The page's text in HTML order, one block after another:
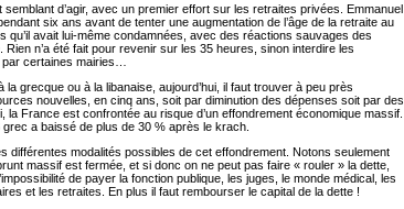
d’agir, avec un premier effort sur les retraites privées. Emmanuel
six ans avant de tenter une augmentation de l’âge de la retraite au
qu’il avait lui-même condamnées, avec des réactions sauvages des
Rien n’a été fait pour revenir sur les 35 heures, sinon interdire les
certaines mairies…
la grecque ou à la libanaise, aujourd’hui, il faut trouver à peu près
nouvelles, en cinq ans, soit par diminution des dépenses soit par des
la France est confrontée au risque d’un effondrement économique massif.
a baissé de plus de 30 % après le krach.
différentes modalités possibles de cet effondrement. Notons seulement
massif est fermée, et si donc on ne peut pas faire « rouler » la dette,
de payer la fonction publique, les juges, le monde médical, les
et les retraites. En plus il faut rembourser le capital de la dette !